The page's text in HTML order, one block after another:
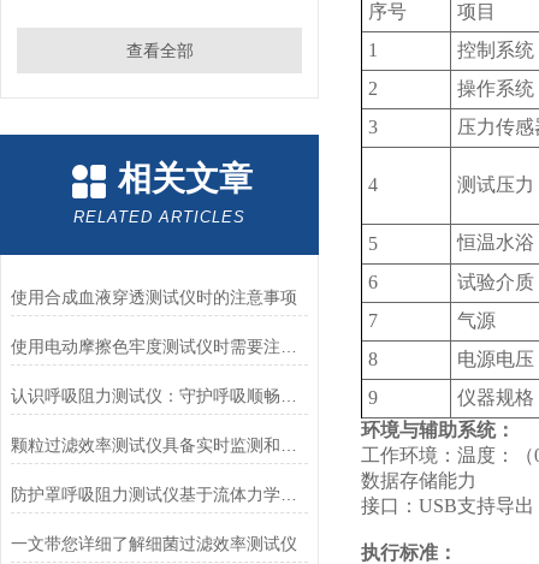
查看全部
相关文章
RELATED ARTICLES
使用合成血液穿透测试仪时的注意事项
防护罩呼吸阻力测试仪基于流体力学与压力传感技术
一文带您详细了解细菌过滤效率测试仪
序号
项目
1
控制系统
2
操作系统
3
压力传感
4 测试压力
5
恒温水浴
6
试验介质
7
气源
8
电源电压
9
仪器规格
环境与辅助系统：
工作环境‌：温度：
‌数据存储能力‌
‌接口‌：USB支持导出
‌执行标准：